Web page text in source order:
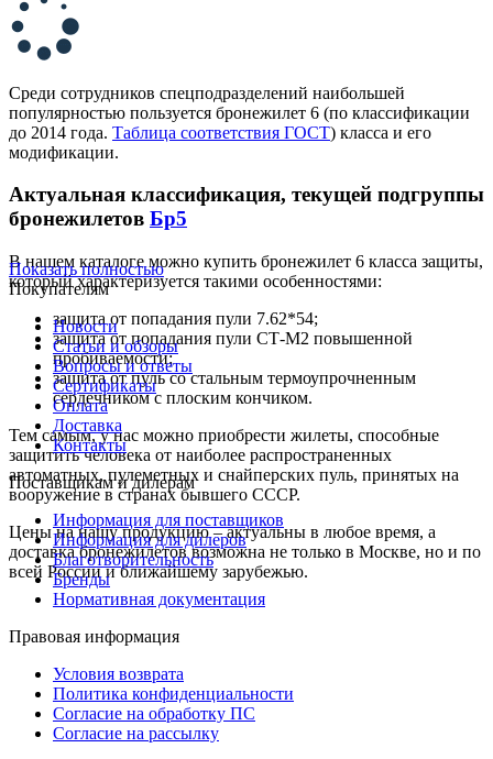
Среди сотрудников спецподразделений наибольшей
популярностью пользуется бронежилет 6 (по классификации
до 2014 года. Таблица соответствия ГОСТ) класса и его
модификации.
Актуальная классификация, текущей подгруппы
бронежилетов Бр5
В нашем каталоге можно купить бронежилет 6 класса защиты,
который характеризуется такими особенностями:
защита от попадания пули 7.62*54;
защита от попадания пули СТ-М2 повышенной
пробиваемости;
защита от пуль со стальным термоупрочненным
сердечником с плоским кончиком.
Тем самым, у нас можно приобрести жилеты, способные
защитить человека от наиболее распространенных
автоматных, пулеметных и снайперских пуль, принятых на
вооружение в странах бывшего СССР.
Цены на нашу продукцию – актуальны в любое время, а
доставка бронежилетов возможна не только в Москве, но и по
всей России и ближайшему зарубежью.
Показать полностью
Покупателям
Новости
Статьи и обзоры
Вопросы и ответы
Сертификаты
Оплата
Доставка
Контакты
Поставщикам и дилерам
Информация для поставщиков
Информация для дилеров
Благотворительность
Бренды
Нормативная документация
Правовая информация
Условия возврата
Политика конфиденциальности
Согласие на обработку ПС
Согласие на рассылку